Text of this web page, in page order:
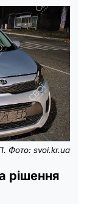
Фото: svoi.kr.ua
рішення